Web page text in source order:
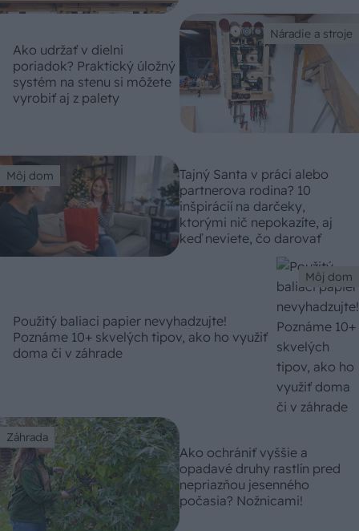
Náradie a stroje
Ako udržať v dielni
poriadok? Praktický úložný
systém na stenu si môžete
vyrobiť aj z palety
Môj dom
Tajný Santa v práci alebo
partnerova rodina? 10
inšpirácií na darčeky,
ktorými nič nepokazíte, aj
keď neviete, čo darovať
Môj dom
Použitý baliaci papier nevyhadzujte!
Poznáme 10+ skvelých tipov, ako ho využiť
doma či v záhrade
Záhrada
Ako ochrániť vyššie a
opadavé druhy rastlín pred
nepriazňou jesenného
počasia? Nožnicami!